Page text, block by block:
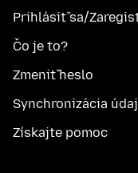
Prihlásiť sa/
Čo je to?
Zmeniť heslo
Synchronizácia
Získajte pomoc